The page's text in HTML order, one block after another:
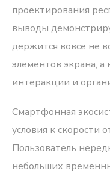
проектирования
выводы
держится вовсе не
элементов экрана,
интеракции и
Смартфонная
условия к скорости
Пользователь
небольших